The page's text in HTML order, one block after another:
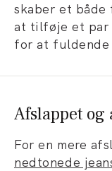
skaber et
at tilføje et par
for at
Afslappet
For en mere
nedtonede